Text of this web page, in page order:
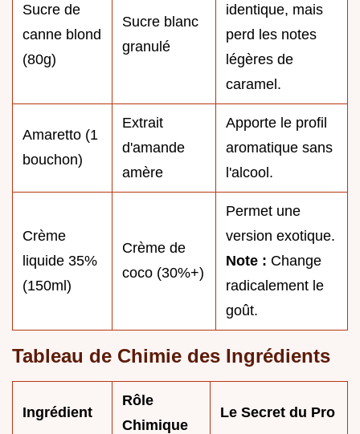
Sucre de
canne blond
(80g)
Sucre blanc
granulé
identique, mais
perd les notes
légères de
caramel.
Amaretto (1
bouchon)
Extrait
d'amande
amère
Apporte le profil
aromatique sans
l'alcool.
Crème
liquide 35%
(150ml)
Crème de
coco (30%+)
Permet une
version exotique.
Note : Change
radicalement le
goût.
Tableau de Chimie des Ingrédients
Ingrédient
Rôle
Chimique
Le Secret du Pro